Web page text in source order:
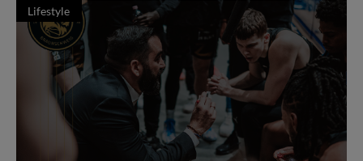
Lifestyle